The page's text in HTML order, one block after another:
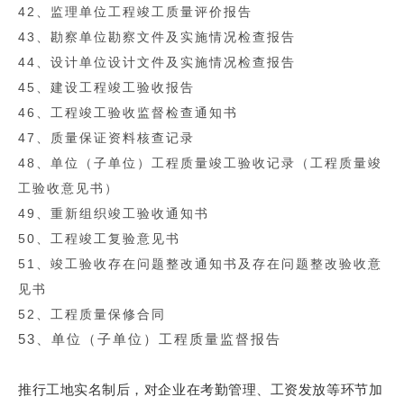
42、监理单位工程竣工质量评价报告
43、勘察单位勘察文件及实施情况检查报告
44、设计单位设计文件及实施情况检查报告
45、建设工程竣工验收报告
46、工程竣工验收监督检查通知书
47、质量保证资料核查记录
48、单位（子单位）工程质量竣工验收记录（工程质量竣
工验收意见书）
49、重新组织竣工验收通知书
50、工程竣工复验意见书
51、竣工验收存在问题整改通知书及存在问题整改验收意
见书
52、工程质量保修合同
53、单位（子单位）工程质量监督报告
推行工地实名制 后，对企业在考勤管理、工资发放等环节加